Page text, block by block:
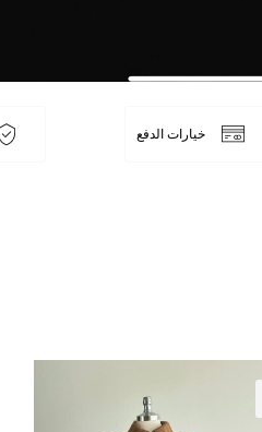
خيارات الدفع